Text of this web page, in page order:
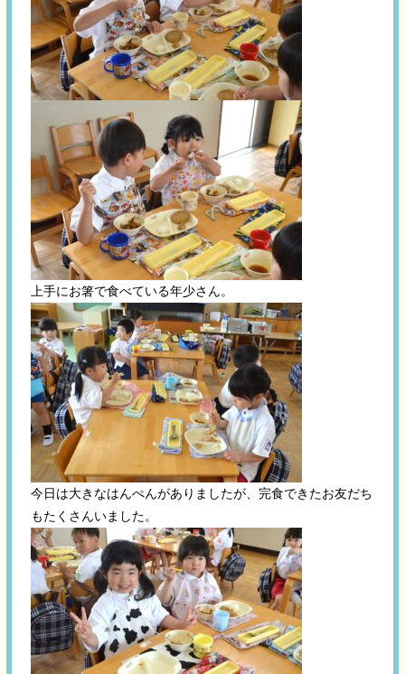
上手にお箸で食べている年少さん。
今日は大きなはんぺんがありましたが、完食できたお友だち
もたくさんいました。